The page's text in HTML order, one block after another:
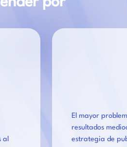
al
El mayor
resultados
estrategia de